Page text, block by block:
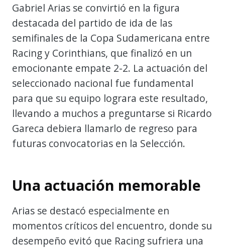
Gabriel Arias se convirtió en la figura
destacada del partido de ida de las
semifinales de la Copa Sudamericana entre
Racing y Corinthians, que finalizó en un
emocionante empate 2-2. La actuación del
seleccionado nacional fue fundamental
para que su equipo lograra este resultado,
llevando a muchos a preguntarse si Ricardo
Gareca debiera llamarlo de regreso para
futuras convocatorias en la Selección.
Una actuación memorable
Arias se destacó especialmente en
momentos críticos del encuentro, donde su
desempeño evitó que Racing sufriera una